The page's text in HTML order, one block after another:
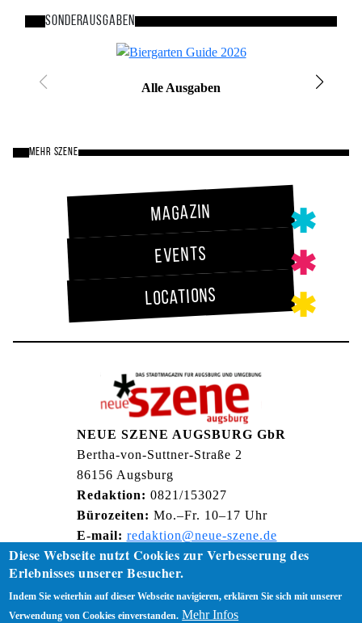
Sonderausgaben
Bild
Alle Ausgaben
MEHR SZENE
Magazin
Events
Locations
NEUE SZENE AUGSBURG GbR
Bertha-von-Suttner-Straße 2
86156 Augsburg
Redaktion: 0821/153027
Bürozeiten: Mo.–Fr. 10–17 Uhr
E-mail: redaktion@neue-szene.de
Fußzeile
Datenschutz
Impressum
Kontaktformular
Termin einreichen
Diese Webseite nutzt Cookies zur Verbesserung des
Erlebnisses unserer Besucher.
Indem Sie weiterhin auf dieser Webseite navigieren, erklären Sie sich mit unserer
Verwendung von Cookies einverstanden. Mehr Infos